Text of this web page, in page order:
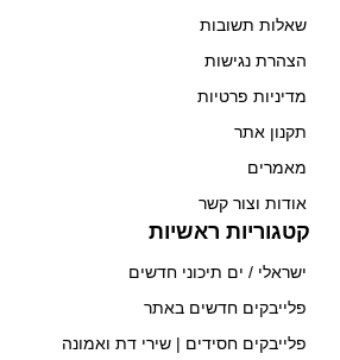
שאלות תשובות
הצהרת נגישות
מדיניות פרטיות
תקנון אתר
מאמרים
אודות וצור קשר
קטגוריות ראשיות
ישראלי / ים תיכוני חדשים
פלייבקים חדשים באתר
פלייבקים חסידים | שירי דת ואמונה